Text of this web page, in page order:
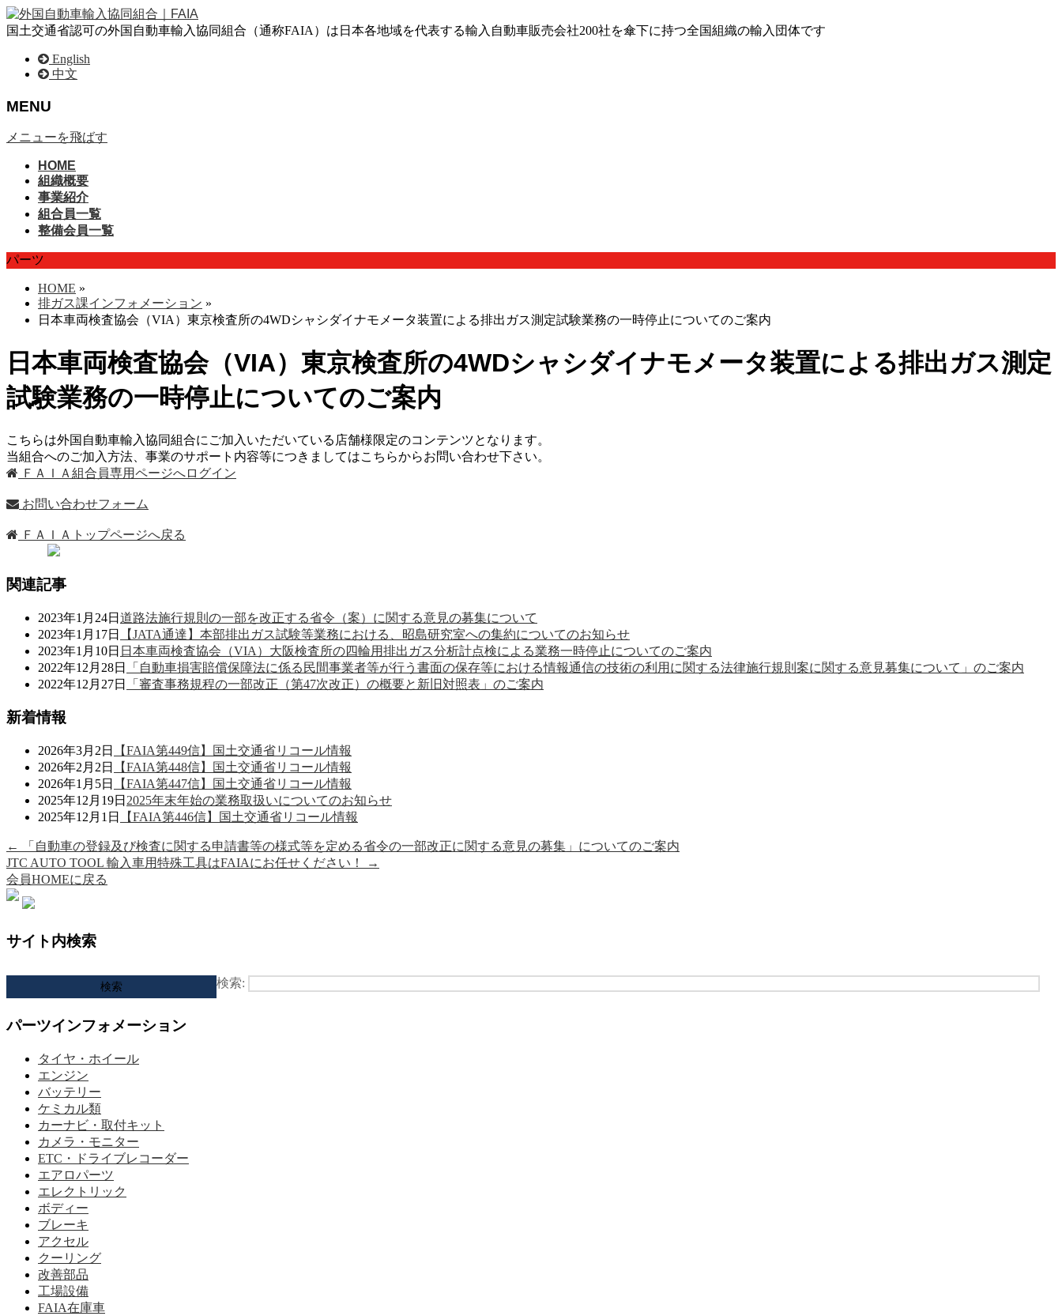
国土交通省認可の外国自動車輸入協同組合（通称FAIA）は日本各地域を代表する輸入自動車販売会社200社を傘下に持つ全国組織の輸入団体です
English
中文
MENU
メニューを飛ばす
HOME
組織概要
事業紹介
組合員一覧
整備会員一覧
パーツ
HOME »
排ガス課インフォメーション »
日本車両検査協会（VIA）東京検査所の4WDシャシダイナモメータ装置による排出ガス測定試験業務の一時停止についてのご案内
日本車両検査協会（VIA）東京検査所の4WDシャシダイナモメータ装置による排出ガス測定
試験業務の一時停止についてのご案内
こちらは外国自動車輸入協同組合にご加入いただいている店舗様限定のコンテンツとなります。
当組合へのご加入方法、事業のサポート内容等につきましてはこちらからお問い合わせ下さい。
ＦＡＩＡ組合員専用ページへログイン
お問い合わせフォーム
ＦＡＩＡトップページへ戻る
関連記事
2023年1月24日 道路法施行規則の一部を改正する省令（案）に関する意見の募集について
2023年1月17日
【JATA通達】本部排出ガス試験等業務における、昭島研究室への集約についてのお知らせ
2023年1月10日 日本車両検査協会（VIA）大阪検査所の四輪用排出ガス分析計点検による業務一時停止についてのご案内
2022年12月28日
「自動車損害賠償保障法に係る民間事業者等が行う書面の保存等における情報通信の技術の利用に関する法律施行規則案に関する意見募集について」のご案内
2022年12月27日
「審査事務規程の一部改正（第47次改正）の概要と新旧対照表」のご案内
新着情報
2026年3月2日
【FAIA第449信】国土交通省リコール情報
2026年2月2日
【FAIA第448信】国土交通省リコール情報
2026年1月5日
【FAIA第447信】国土交通省リコール情報
2025年12月19日 2025年末年始の業務取扱いについてのお知らせ
2025年12月1日
【FAIA第446信】国土交通省リコール情報
←
「自動車の登録及び検査に関する申請書等の様式等を定める省令の一部改正に関する意見の募集」についてのご案内
JTC AUTO TOOL 輸入車用特殊工具はFAIAにお任せください！
→
会員HOMEに戻る
サイト内検索
検索:
パーツインフォメーション
タイヤ・ホイール
エンジン
バッテリー
ケミカル類
カーナビ・取付キット
カメラ・モニター
ETC・ドライブレコーダー
エアロパーツ
エレクトリック
ボディー
ブレーキ
アクセル
クーリング
改善部品
工場設備
FAIA在庫車